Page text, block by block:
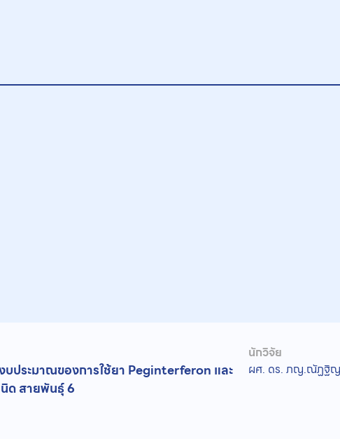
บประมาณของการใช้ยา Peginterferon และ
ด สายพันธุ์ 6
นักวิจัย
ผศ. ดร. ภญ.ณัฏฐิญ